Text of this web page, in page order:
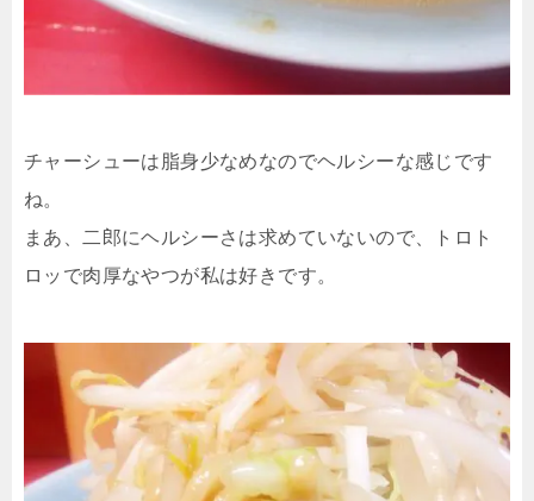
チャーシューは脂身少なめなのでヘルシーな感じです
ね。
まあ、二郎にヘルシーさは求めていないので、トロト
ロッで肉厚なやつが私は好きです。